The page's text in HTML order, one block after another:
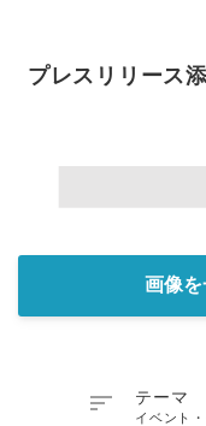
プレスリリース
画像
 テーマ
イベント